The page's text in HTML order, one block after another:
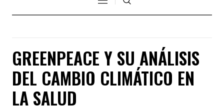
GREENPEACE Y SU ANÁLISIS
DEL CAMBIO CLIMÁTICO EN
LA SALUD